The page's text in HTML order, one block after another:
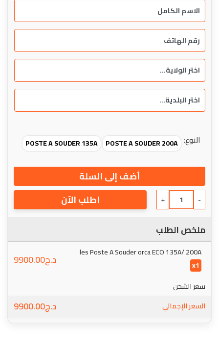
النوع:
POSTE A SOUDER 200A
POSTE A SOUDER 135A
أضف إلى السلة
-
+ اطلب الآن
ملخص الطلب
les Poste A Souder orca ECO 135A/ 200A
x1
د.ج9900.00
سعر الشحن
السعر الإجمالي
د.ج9900.00